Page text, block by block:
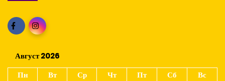
Август 2026
Пн
Вт Ср Чт Пт Сб Вс